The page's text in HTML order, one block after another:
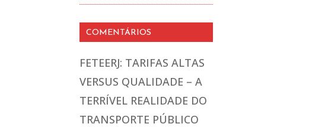
COMENTÁRIOS
FETEERJ: TARIFAS ALTAS
VERSUS QUALIDADE – A
TERRÍVEL REALIDADE DO
TRANSPORTE PÚBLICO